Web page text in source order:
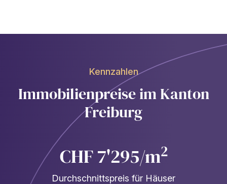
Kennzahlen
Immobilienpreise im Kanton
Freiburg
CHF 7'295/m2
Durchschnittspreis für Häuser